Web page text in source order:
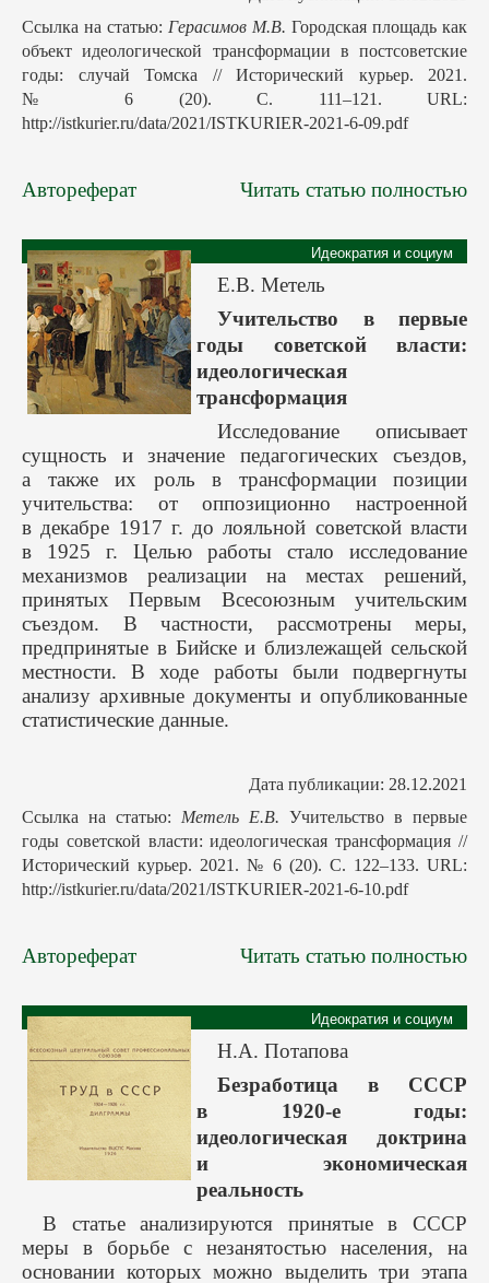
Ссылка на статью: Герасимов М.В. Городская площадь как
объект идеологической трансформации в постсоветские
годы: случай Томска // Исторический курьер. 2021.
№ 6 (20). С. 111–121. URL:
http://istkurier.ru/data/2021/ISTKURIER-2021-6-09.pdf
Автореферат Читать статью полностью
Идеократия и социум
Е.В. Метель
Учительство в первые
годы советской власти:
идеологическая
трансформация
Исследование описывает
сущность и значение педагогических съездов,
а также их роль в трансформации позиции
учительства: от оппозиционно настроенной
в декабре 1917 г. до лояльной советской власти
в 1925 г. Целью работы стало исследование
механизмов реализации на местах решений,
принятых Первым Всесоюзным учительским
съездом. В частности, рассмотрены меры,
предпринятые в Бийске и близлежащей сельской
местности. В ходе работы были подвергнуты
анализу архивные документы и опубликованные
статистические данные.
Дата публикации: 28.12.2021
Ссылка на статью: Метель Е.В. Учительство в первые
годы советской власти: идеологическая трансформация //
Исторический курьер. 2021. № 6 (20). С. 122–133. URL:
http://istkurier.ru/data/2021/ISTKURIER-2021-6-10.pdf
Автореферат Читать статью полностью
Идеократия и социум
Н.А. Потапова
Безработица в СССР
в 1920-е годы:
идеологическая доктрина
и экономическая
реальность
В статье анализируются принятые в СССР
меры в борьбе с незанятостью населения, на
основании которых можно выделить три этапа